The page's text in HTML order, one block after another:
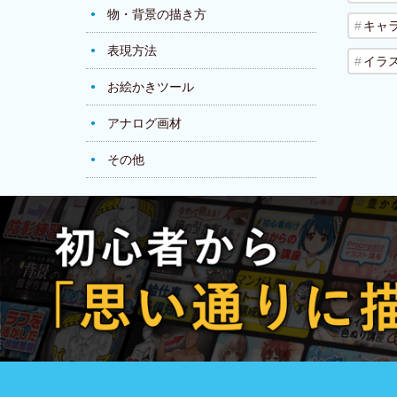
物・背景の描き方
表現方法
お絵かきツール
アナログ画材
その他
キャ
イラ